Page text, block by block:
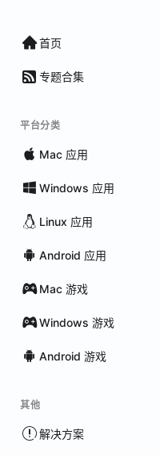
首页
专题合集
平台分类
Mac 应用
Windows 应用
Linux 应用
Android 应用
Mac 游戏
Windows 游戏
Android 游戏
其他
解决方案